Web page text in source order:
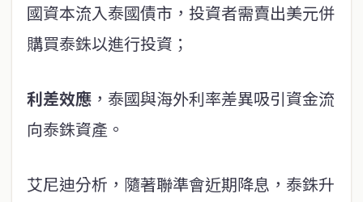
國資本流入泰國債市，投資者需賣出美元併
購買泰銖以進行投資；
利差效應 ，泰國與海外利率差異吸引資金流
向泰銖資產。
艾尼迪分析，隨著聯準會近期降息，泰銖升